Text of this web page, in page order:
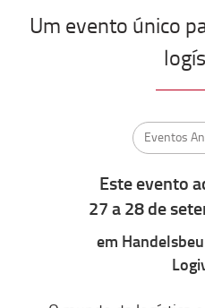
Um evento único
Eventos
Este evento
27 a 28 de
em